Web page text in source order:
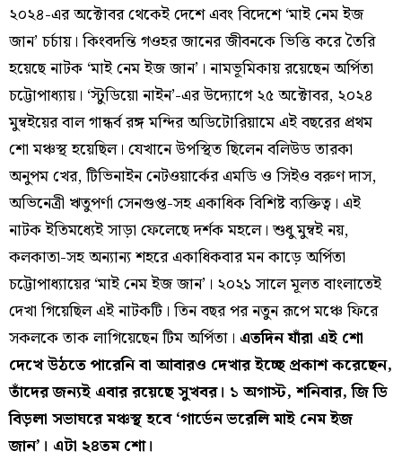
২০২৪-এর অক্টোবর থেকেই দেশে এবং বিদেশে ‘মাই নেম ইজ
জান’ চর্চায়। কিংবদন্তি গওহর জানের জীবনকে ভিত্তি করে তৈরি
হয়েছে নাটক ‘মাই নেম ইজ জান’। নামভূমিকায় রয়েছেন অর্পিতা
চট্টোপাধ্যায়। ‘স্টুডিয়ো নাইন’-এর উদ্যোগে ২৫ অক্টোবর, ২০২৪
মুম্বইয়ের বাল গান্ধর্ব রঙ্গ মন্দির অডিটোরিয়ামে এই বছরের প্রথম
শো মঞ্চস্থ হয়েছিল। যেখানে উপস্থিত ছিলেন বলিউড তারকা
অনুপম খের, টিভিনাইন নেটওয়ার্কের এমডি ও সিইও বরুণ দাস,
অভিনেত্রী ঋতুপর্ণা সেনগুপ্ত-সহ একাধিক বিশিষ্ট ব্যক্তিত্ব। এই
নাটক ইতিমধ্যেই সাড়া ফেলেছে দর্শক মহলে। শুধু মুম্বই নয়,
কলকাতা-সহ অন্যান্য শহরে একাধিকবার মন কাড়ে অর্পিতা
চট্টোপাধ্যায়ের ‘মাই নেম ইজ জান’। ২০২১ সালে মূলত বাংলাতেই
দেখা গিয়েছিল এই নাটকটি। তিন বছর পর নতুন রূপে মঞ্চে ফিরে
সকলকে তাক লাগিয়েছেন টিম অর্পিতা। এতদিন যাঁরা এই শো
দেখে উঠতে পারেনি বা আবারও দেখার ইচ্ছে প্রকাশ করেছেন,
তাঁদের জন্যই এবার রয়েছে সুখবর। ১ অগাস্ট, শনিবার, জি ডি
বিড়লা সভাঘরে মঞ্চস্থ হবে ‘গার্ডেন ভরেলি মাই নেম ইজ
জান’। এটা ২৪তম শো।